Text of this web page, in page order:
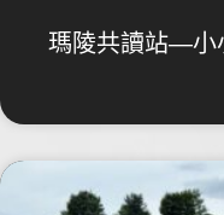
瑪陵共讀站—小